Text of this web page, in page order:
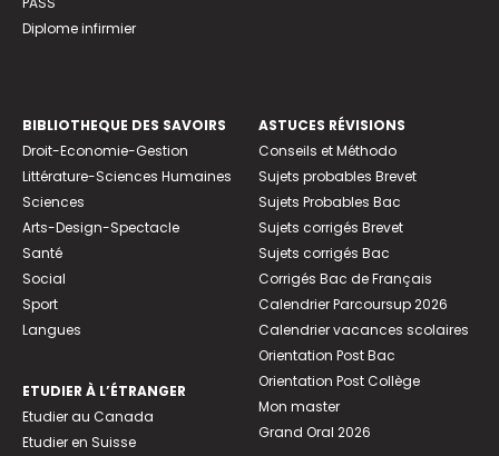
Diplome infirmier
BIBLIOTHEQUE DES SAVOIRS
Droit-Economie-Gestion
Littérature-Sciences Humaines
Sciences
Arts-Design-Spectacle
Santé
Social
Sport
Langues
ETUDIER À L’ÉTRANGER
Etudier au Canada
Etudier en Suisse
ASTUCES RÉVISIONS
Conseils et Méthodo
Sujets probables Brevet
Sujets Probables Bac
Sujets corrigés Brevet
Sujets corrigés Bac
Corrigés Bac de Français
Calendrier Parcoursup 2026
Calendrier vacances scolaires
Orientation Post Bac
Orientation Post Collège
Mon master
Grand Oral 2026